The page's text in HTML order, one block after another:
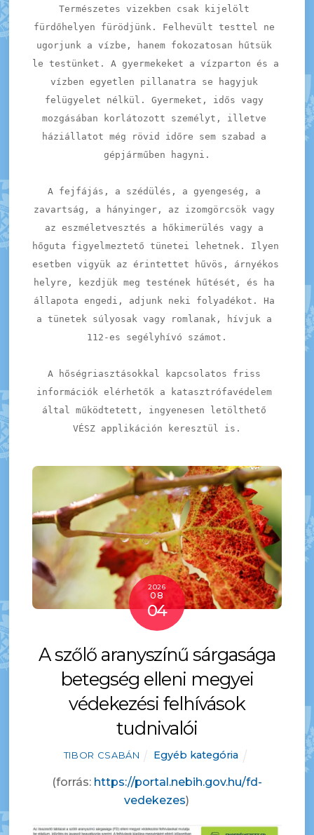
Természetes vizekben csak kijelölt
fürdőhelyen fürödjünk. Felhevült testtel ne
ugorjunk a vízbe, hanem fokozatosan hűtsük
le testünket. A gyermekeket a vízparton és a
vízben egyetlen pillanatra se hagyjuk
felügyelet nélkül. Gyermeket, idős vagy
mozgásában korlátozott személyt, illetve
háziállatot még rövid időre sem szabad a
gépjárműben hagyni.
A fejfájás, a szédülés, a gyengeség, a
zavartság, a hányinger, az izomgörcsök vagy
az eszméletvesztés a hőkimerülés vagy a
hőguta figyelmeztető tünetei lehetnek. Ilyen
esetben vigyük az érintettet hűvös, árnyékos
helyre, kezdjük meg testének hűtését, és ha
állapota engedi, adjunk neki folyadékot. Ha
a tünetek súlyosak vagy romlanak, hívjuk a
112-es segélyhívó számot.
A hőségriasztásokkal kapcsolatos friss
információk elérhetők a katasztrófavédelem
által működtetett, ingyenesen letölthető
VÉSZ applikáción keresztül is.
2026
08
04
A szőlő aranyszínű sárgasága
betegség elleni megyei
védekezési felhívások
tudnivalói
TIBOR CSABÁN Egyéb kategória
(forrás: https://portal.nebih.gov.hu/fd-
vedekezes)